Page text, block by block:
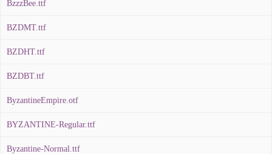
BzzzBee.ttf
BZDMT.ttf
BZDHT.ttf
BZDBT.ttf
ByzantineEmpire.otf
BYZANTINE-Regular.ttf
Byzantine-Normal.ttf